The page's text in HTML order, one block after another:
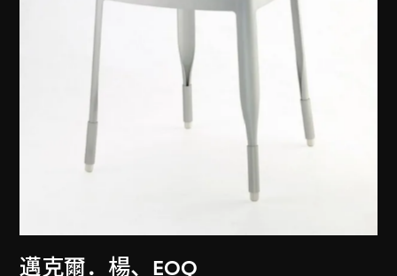
邁克爾．楊、 EOQ